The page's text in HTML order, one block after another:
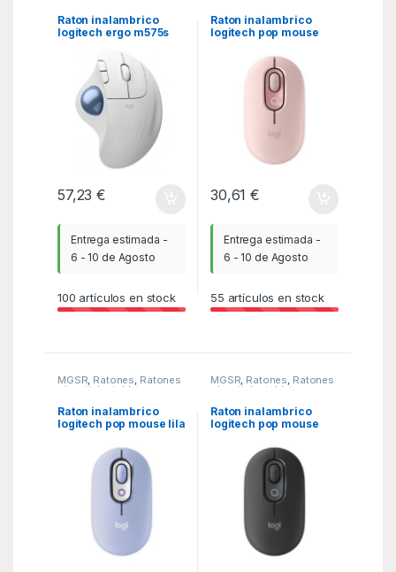
Raton inalambrico
logitech ergo m575s
57,23€
Entrega estimada -
6 - 10 de Agosto
100 artículos en stock
Raton inalambrico
logitech pop mouse
30,61€
Entrega estimada -
6 - 10 de Agosto
55 artículos en stock
MGSR, Ratones, Ratones
- joystick y tabletas
Raton inalambrico
logitech pop mouse lila
MGSR, Ratones, Ratones
- joystick y tabletas
Raton inalambrico
logitech pop mouse